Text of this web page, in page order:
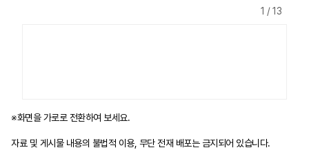
1 / 13
※화면을 가로로 전환하여 보세요.
자료 및 게시물 내용의 불법적 이용, 무단 전재 배포는 금지되어 있습니다.